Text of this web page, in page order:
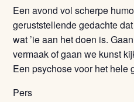
Een avond vol scherpe
geruststellende gedachte
wat ’ie aan het doen is.
vermaak of gaan we kunst
Een psychose voor het hele
Pers